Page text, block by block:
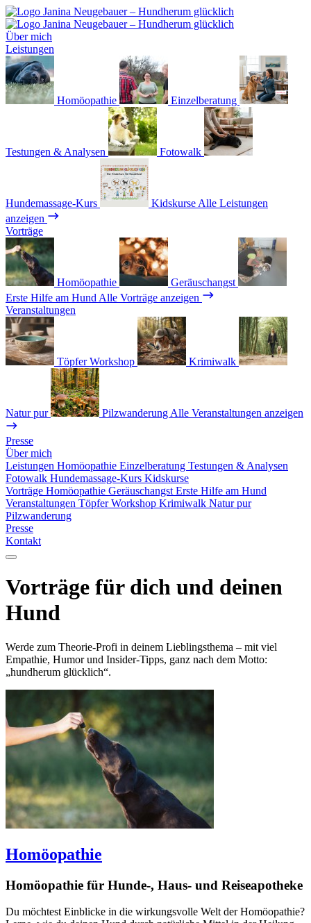
Über mich
Leistungen
Homöopathie Einzelberatung
Testungen & Analysen Fotowalk
Hundemassage-Kurs Kidskurse Alle Leistungen
anzeigen
Vorträge
Homöopathie
Geräuschangst
Erste Hilfe am Hund Alle Vorträge anzeigen
Veranstaltungen
Töpfer Workshop Krimiwalk
Natur pur Pilzwanderung Alle Veranstaltungen anzeigen
Presse
Über mich
Leistungen Homöopathie Einzelberatung Testungen & Analysen
Fotowalk Hundemassage-Kurs Kidskurse
Vorträge Homöopathie Geräuschangst Erste Hilfe am Hund
Veranstaltungen Töpfer Workshop Krimiwalk Natur pur
Pilzwanderung
Presse
Kontakt
Vorträge für dich und deinen
Hund
Werde zum Theorie-Profi in deinem Lieblingsthema – mit viel
Empathie, Humor und Insider-Tipps, ganz nach dem Motto:
„hundherum glücklich“.
Homöopathie
Homöopathie für Hunde-, Haus- und Reiseapotheke
Du möchtest Einblicke in die wirkungsvolle Welt der Homöopathie?